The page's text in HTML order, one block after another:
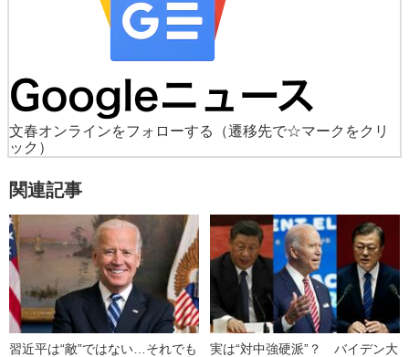
文春オンラインをフォローする
（遷移先で☆マークをクリ
ック）
関連記事
習近平は“敵”ではない…それでも
実は“対中強硬派”？ バイデン大